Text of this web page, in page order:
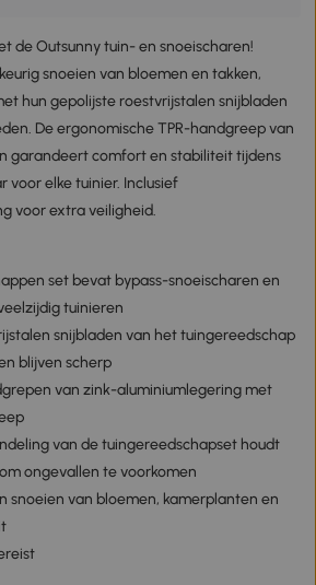
de Outsunny tuin- en snoeischaren!
snoeien van bloemen en takken,
hun gepolijste roestvrijstalen snijbladen
De ergonomische TPR-handgreep van
garandeert comfort en stabiliteit tijdens
voor elke tuinier. Inclusief
voor extra veiligheid.
set bevat bypass-snoeischaren en
tuinieren
snijbladen van het tuingereedschap
blijven scherp
van zink-aluminiumlegering met
van de tuingereedschapset houdt
ongevallen te voorkomen
snoeien van bloemen, kamerplanten en